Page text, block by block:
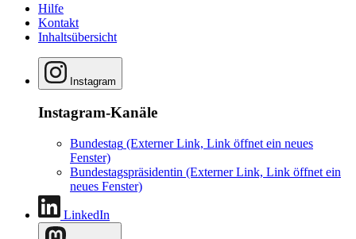
Hilfe
Kontakt
Inhaltsübersicht
Instagram
Instagram-Kanäle
Bundestag (Externer Link, Link öffnet ein neues
Fenster)
Bundestagspräsidentin (Externer Link, Link öffnet ein
neues Fenster)
LinkedIn